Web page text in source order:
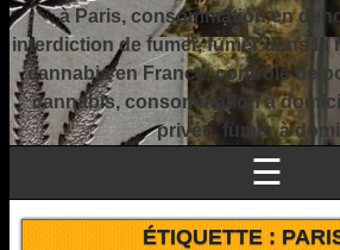
à Paris, consommation en
interdiction de fumer, fumer dans la
cannabis en France, contrôle de
cannabis, consommation à
privée, fumer à
☰
ÉTIQUETTE :